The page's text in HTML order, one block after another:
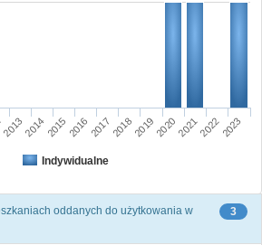
Indywidualne
20132014201520162017201820192020202120222023
3
oddanych do użytkowania w